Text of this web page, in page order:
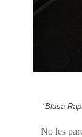
*Blusa
No les